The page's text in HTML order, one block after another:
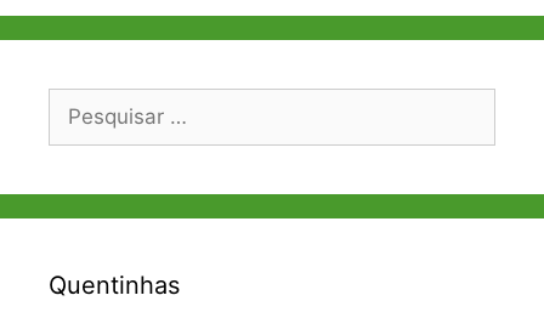
Pesquisar
Quentinhas